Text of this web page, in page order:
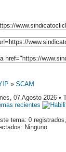
» SCAM
07 Agosto 2026 •
tema: 0
Ninguno